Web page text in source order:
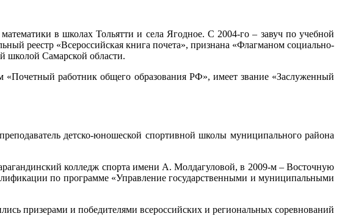
в школах Тольятти и села Ягодное. С 2004-го – завуч по учебной
реестр «Всероссийская книга почета», признана «Флагманом социально-
школой Самарской области.
работник общего образования РФ», имеет звание «Заслуженный
детско-юношеской спортивной школы муниципального района
колледж спорта имени А. Молдагуловой, в 2009-м – Восточную
по программе «Управление государственными и муниципальными
призерами и победителями всероссийских и региональных соревнований